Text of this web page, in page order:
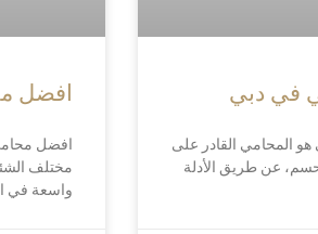
في دبي
المحامي القادر على
عن طريق الأدلة
افضل
افضل
مختلف
واسعة في